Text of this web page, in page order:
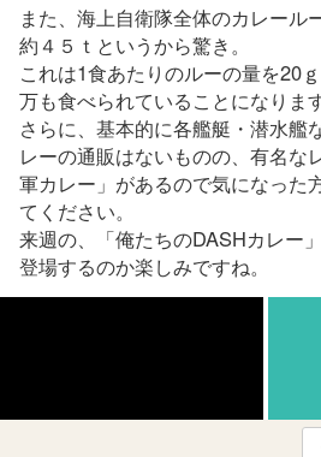
また、海上自衛隊全体のカレール
約４５ｔというから驚き。
これは1食あたりのルーの量を20
万も食べられていることになります
さらに、基本的に各艦艇・潜水艦
レーの通販はないものの、有名な
軍カレー」があるので気になった
てください。
来週の、「俺たちのDASHカレー
登場するのか楽しみですね。